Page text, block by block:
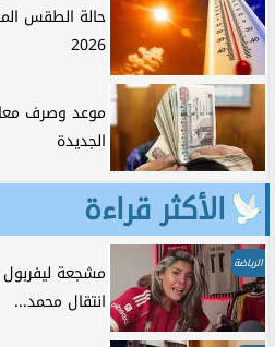
2026
الجديدة
الأكثر قراءة
الرياضة
مشجعة ليفربول
انتقال محمد...